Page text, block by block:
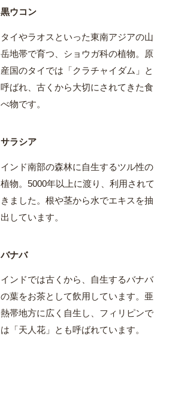
黒ウコン
タイやラオスといった東南アジアの山
岳地帯で育つ、ショウガ科の植物。原
産国のタイでは「クラチャイダム」と
呼ばれ、古くから大切にされてきた食
べ物です。
サラシア
インド南部の森林に自生するツル性の
植物。5000年以上に渡り、利用されて
きました。根や茎から水でエキスを抽
出しています。
バナバ
インドでは古くから、自生するバナバ
の葉をお茶として飲用しています。亜
熱帯地方に広く自生し、フィリピンで
は「天人花」とも呼ばれています。